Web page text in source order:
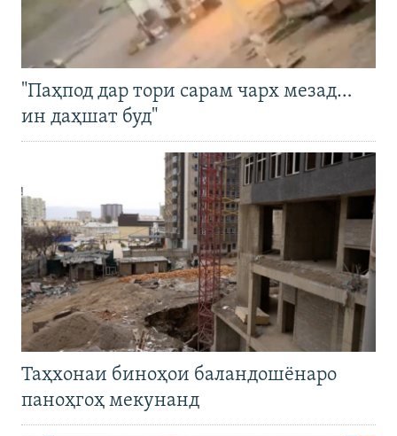
"Паҳпод дар тори сарам чарх мезад…
ин даҳшат буд"
Таҳхонаи биноҳои баландошёнаро
паноҳгоҳ мекунанд